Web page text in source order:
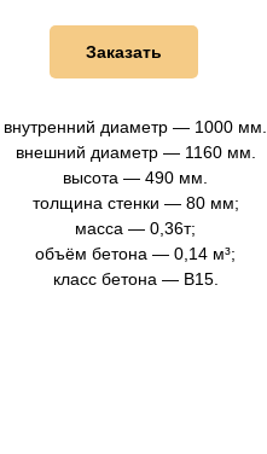
Заказать
внутренний диаметр — 1000 мм.
внешний диаметр — 1160 мм.
высота — 490 мм.
толщина стенки — 80 мм;
масса — 0,36т;
объём бетона — 0,14 м³;
класс бетона — B15.